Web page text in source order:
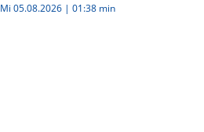
Mi 05.08.2026 | 01:38 min